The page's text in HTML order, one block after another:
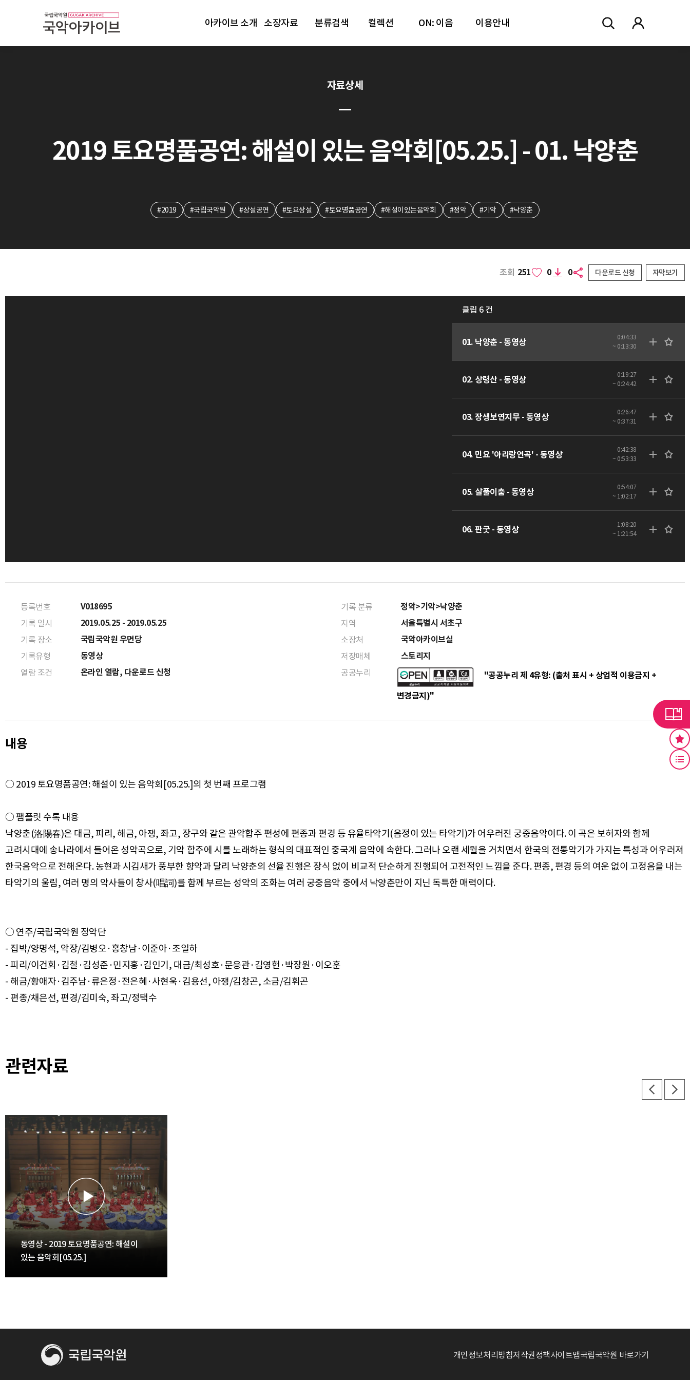
아카이브 소개 소장자료 분류검색 컬렉션 ON: 이음 이용안내
자료상세
2019 토요명품공연: 해설이 있는 음악회[05.25.] - 01. 낙양춘
#2019 #국립국악원 #상설공연 #토요상설 #토요명품공연 #해설이있는음악회 #정악 #기악 #낙양춘
조회 251 0 0 다운로드 신청 자막보기
클립 6 건
01. 낙양춘 - 동영상
0:04:33
~ 0:13:30
02. 상령산 - 동영상
0:19:27
~ 0:24:42
03. 장생보연지무 - 동영상
0:26:47
~ 0:37:31
04. 민요 '아리랑연곡' - 동영상
0:42:38
~ 0:53:33
05. 살풀이춤 - 동영상
0:54:07
~ 1:02:17
06. 판굿 - 동영상
1:08:20
~ 1:21:54
등록번호 V018695 기록 분류 정악>기악>낙양춘
기록 일시 2019.05.25 - 2019.05.25 지역 서울특별시 서초구
기록 장소 국립국악원 우면당 소장처 국악아카이브실
기록유형 동영상 저장매체 스토리지
열람 조건 온라인 열람, 다운로드 신청 공공누리
"공공누리 제 4유형: (출처 표시 + 상업적 이용금지 +
변경금지)"
내용
○ 2019 토요명품공연: 해설이 있는 음악회[05.25.]의 첫 번째 프로그램
○ 팸플릿 수록 내용
낙양춘(洛陽春)은 대금, 피리, 해금, 아쟁, 좌고, 장구와 같은 관악합주 편성에 편종과 편경 등 유율타악기(음정이 있는 타악기)가 어우러진 궁중음악이다. 이 곡은 보허자와 함께
고려시대에 송나라에서 들어온 성악곡으로, 기악 합주에 시를 노래하는 형식의 대표적인 중국계 음악에 속한다. 그러나 오랜 세월을 거치면서 한국의 전통악기가 가지는 특성과 어우러져
한국음악으로 전해온다. 농현과 시김새가 풍부한 향악과 달리 낙양춘의 선율 진행은 장식 없이 비교적 단순하게 진행되어 고전적인 느낌을 준다. 편종, 편경 등의 여운 없이 고정음을 내는
타악기의 울림, 여러 명의 악사들이 창사(唱詞)를 함께 부르는 성악의 조화는 여러 궁중음악 중에서 낙양춘만이 지닌 독특한 매력이다.
○ 연주/국립국악원 정악단
- 집박/양명석, 악장/김병오·홍창남·이준아·조일하
- 피리/이건회·김철·김성준·민지홍·김인기, 대금/최성호·문응관·김영헌·박장원·이오훈
- 해금/황애자·김주남·류은정·전은혜·사현욱·김용선, 아쟁/김창곤, 소금/김휘곤
- 편종/채은선, 편경/김미숙, 좌고/정택수
관련자료
동영상 - 2019 토요명품공연: 해설이
있는 음악회[05.25.]
개인정보처리방침저작권정책사이트맵국립국악원 바로가기